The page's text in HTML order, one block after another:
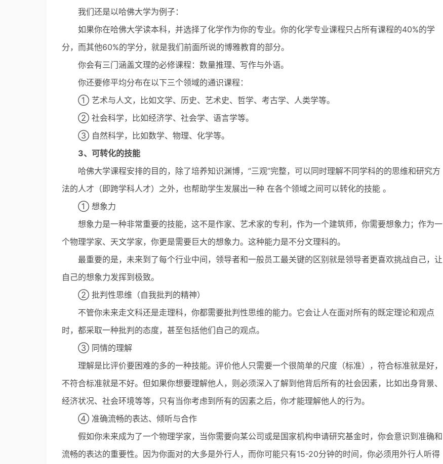
我们还是以哈佛大学为例子：
如果你在哈佛大学读本科，并选择了化学作为你的专业。你的化学专业课程只占所有课程的40%的学
分，而其他60%的学分，就是我们前面所说的博雅教育的部分。
你会有三门涵盖文理的必修课程：数量推理、写作与外语。
你还要修平均分布在以下三个领域的通识课程：
① 艺术与人文，比如文学、历史、艺术史、哲学、考古学、人类学等。
② 社会科学，比如经济学、社会学、语言学等。
③ 自然科学，比如数学、物理、化学等。
3、可转化的技能
哈佛大学课程安排的目的，除了培养知识渊博，“三观”完整，可以同时理解不同学科的的思维和研究方
法的人才（即跨学科人才）之外，也帮助学生发展出一种 在各个领域之间可以转化的技能 。
① 想象力
想象力是一种非常重要的技能，这不是作家、艺术家的专利，作为一个建筑师，你需要想象力；作为一
个物理学家、天文学家，你更是需要巨大的想象力。这种能力是不分文理科的。
最重要的是，未来到了每个行业中间，领导者和一般员工最关键的区别就是领导者更喜欢挑战自己，让
自己的想象力发挥到极致。
② 批判性思维（自我批判的精神）
不管你未来走文科还是走理科，你都需要批判性思维的能力。它会让人在面对所有的既定理论和观点
时，都采取一种批判的态度，甚至包括他们自己的观点。
③ 同情的理解
理解是比评价要困难的多的一种技能。评价他人只需要一个很简单的尺度（标准），符合标准就是好，
不符合标准就是不好。但如果你想要理解他人，则必须深入了解到他背后所有的社会因素，比如出身背景、
经济状况、社会环境等等，只有当你考虑到所有的因素之后，你才能理解他人的行为。
④ 准确流畅的表达、倾听与合作
假如你未来成为了一个物理学家，当你需要向某公司或是国家机构申请研究基金时，你会意识到准确和
流畅的表达的重要性。因为你面对的大多是外行人，而你可能只有15-20分钟的时间，你必须用外行人听得